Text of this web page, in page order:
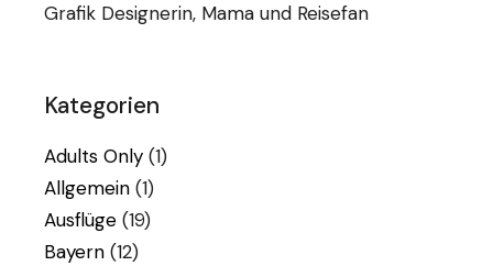
Grafik Designerin, Mama und Reisefan
Kategorien
Adults Only (1)
Allgemein (1)
Ausflüge (19)
Bayern (12)